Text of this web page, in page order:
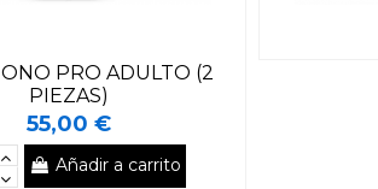
PRO ADULTO (2
PIEZAS)
55,00 €
Añadir a carrito